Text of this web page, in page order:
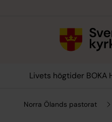
Livets högtider BOKA
Norra Ölands pastorat